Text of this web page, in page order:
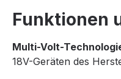
Funktionen
Multi-Volt-
18V-Geräten des